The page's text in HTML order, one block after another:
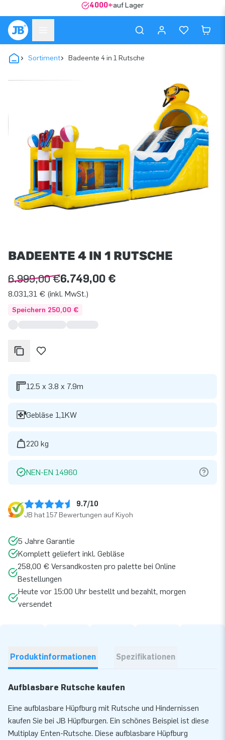
4000+auf Lager
Sortiment Badeente 4 in 1 Rutsche
BADEENTE 4 IN 1 RUTSCHE
6.999,00 €6.749,00 €
8.031,31 € (inkl. MwSt.)
Speichern 250,00 €
12.5 x 3.8 x 7.9m
Gebläse 1,1KW
220 kg
NEN-EN 14960
9.7/10
JB hat 157 Bewertungen auf Kiyoh
5 Jahre Garantie
Komplett geliefert inkl. Gebläse
258,00 € Versandkosten pro palette bei Online
Bestellungen
Heute vor 15:00 Uhr bestellt und bezahlt, morgen
versendet
Produktinformationen Spezifikationen
Aufblasbare Rutsche kaufen
Eine aufblasbare Hüpfburg mit Rutsche und Hindernissen
kaufen Sie bei JB Hüpfburgen. Ein schönes Beispiel ist diese
Multiplay Enten-Rutsche. Diese aufblasbare Hüpfburg